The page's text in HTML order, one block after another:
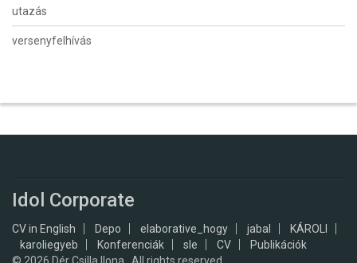
utazás
versenyfelhívás
Idol Corporate
CV in English Depo elaborative_hogy jabal
KÁROLI
karoliegyeb
Konferenciák sle CV
Publikációk